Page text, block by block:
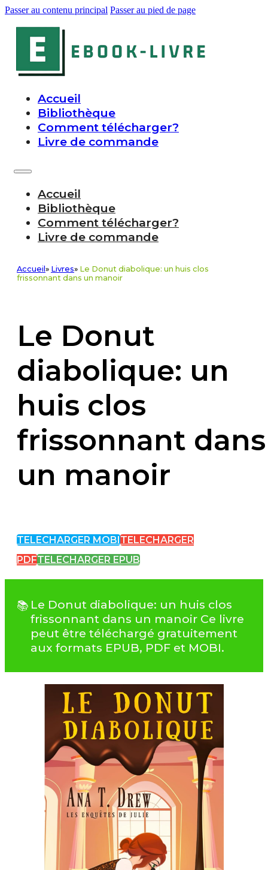
Passer au contenu principal Passer au pied de page
Accueil
Bibliothèque
Comment télécharger?
Livre de commande
Accueil
Bibliothèque
Comment télécharger?
Livre de commande
Accueil » Livres» Le Donut diabolique: un huis clos
frissonnant dans un manoir
Le Donut
diabolique: un
huis clos
frissonnant dans
un manoir
TELECHARGER MOBI TELECHARGER
PDFTELECHARGER EPUB
Le Donut diabolique: un huis clos
frissonnant dans un manoir Ce livre
peut être téléchargé gratuitement
aux formats EPUB, PDF et MOBI.